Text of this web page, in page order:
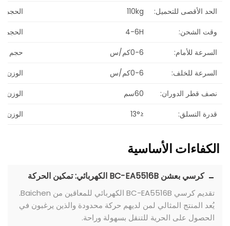
الحد الأقصى للتحميل:
110kg
الحجم
وقت الشحن:
4-6H
السرعة للأمام:
0-6كم/س
حجم
السرعة للخلف:
0-6كم/س
الوزن
نصف قطر الدوران:
60سم
الوزن
قدرة التسلق:
≤13° الوزن
الكفاءات الأساسية
كرسي بعشن BC-EA5516B الكهربائي: تمكين الحركة
تقديم كرسي BC-EA5516B الكهربائي للمعاقين من Baichen.
يُعد المنتج المثالي لمن لديهم حركة محدودة والذين يرغبون في
الحصول على الحرية للتنقل بسهولة وراحة.